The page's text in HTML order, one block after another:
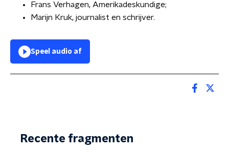
Frans Verhagen, Amerikadeskundige;
Marijn Kruk, journalist en schrijver.
Speel audio af
Recente fragmenten